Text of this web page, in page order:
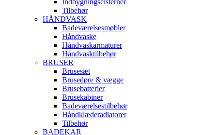
Indbygningscisterner
Tilbehør
HÅNDVASK
Badeværelsesmøbler
Håndvaske
Håndvaskarmaturer
Håndvasktilbehør
BRUSER
Brusesæt
Brusedøre & vægge
Brusebatterier
Brusekabiner
Badeværelsestilbehør
Håndklæderadiatorer
Tilbehør
BADEKAR